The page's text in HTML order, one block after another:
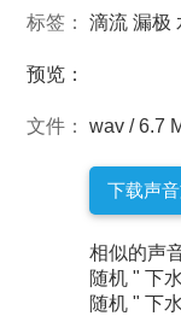
标签： 滴流 漏极
预览：
文件： wav / 6.7
下载声
相似的声
随机 " 下
随机 " 下